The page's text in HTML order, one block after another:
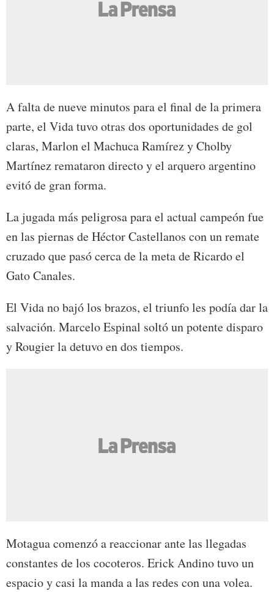
A falta de nueve minutos para el final de la primera
parte, el Vida tuvo otras dos oportunidades de gol
claras, Marlon el Machuca Ramírez y Cholby
Martínez remataron directo y el arquero argentino
evitó de gran forma.
La jugada más peligrosa para el actual campeón fue
en las piernas de Héctor Castellanos con un remate
cruzado que pasó cerca de la meta de Ricardo el
Gato Canales.
El Vida no bajó los brazos, el triunfo les podía dar la
salvación. Marcelo Espinal soltó un potente disparo
y Rougier la detuvo en dos tiempos.
Motagua comenzó a reaccionar ante las llegadas
constantes de los cocoteros. Erick Andino tuvo un
espacio y casi la manda a las redes con una volea.